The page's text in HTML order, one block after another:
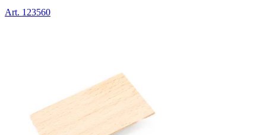
Art. 123560